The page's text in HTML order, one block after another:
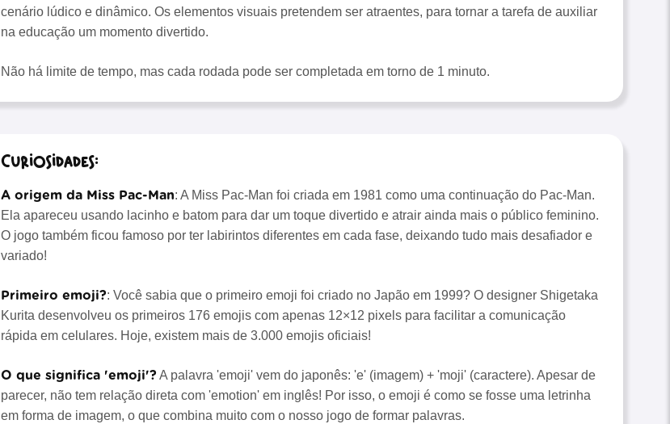
cenário lúdico e dinâmico. Os elementos visuais pretendem ser atraentes, para tornar a tarefa de auxiliar
na educação um momento divertido.
Não há limite de tempo, mas cada rodada pode ser completada em torno de 1 minuto.
Curiosidades:
A origem da Miss Pac-Man: A Miss Pac-Man foi criada em 1981 como uma continuação do Pac-Man.
Ela apareceu usando lacinho e batom para dar um toque divertido e atrair ainda mais o público feminino.
O jogo também ficou famoso por ter labirintos diferentes em cada fase, deixando tudo mais desafiador e
variado!
Primeiro emoji?: Você sabia que o primeiro emoji foi criado no Japão em 1999? O designer Shigetaka
Kurita desenvolveu os primeiros 176 emojis com apenas 12×12 pixels para facilitar a comunicação
rápida em celulares. Hoje, existem mais de 3.000 emojis oficiais!
O que significa 'emoji'? A palavra 'emoji' vem do japonês: 'e' (imagem) + 'moji' (caractere). Apesar de
parecer, não tem relação direta com 'emotion' em inglês! Por isso, o emoji é como se fosse uma letrinha
em forma de imagem, o que combina muito com o nosso jogo de formar palavras.